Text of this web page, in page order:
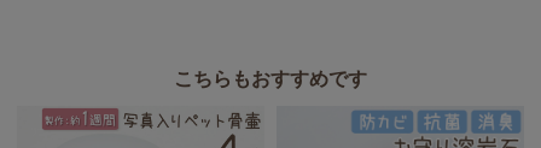
こちらもおすすめです